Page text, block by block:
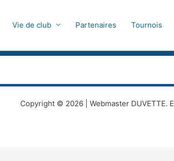
Vie de club Partenaires Tournois
Copyright © 2026 | Webmaster DUVETTE. E